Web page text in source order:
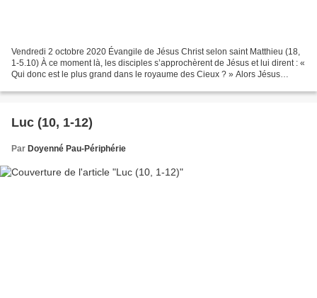
Vendredi 2 octobre 2020 Évangile de Jésus Christ selon saint Matthieu (18,
1-5.10) À ce moment là, les disciples s’approchèrent de Jésus et lui dirent : «
Qui donc est le plus grand dans le royaume des Cieux ? » Alors Jésus
Luc (10, 1-12)
Par Doyenné Pau-Périphérie